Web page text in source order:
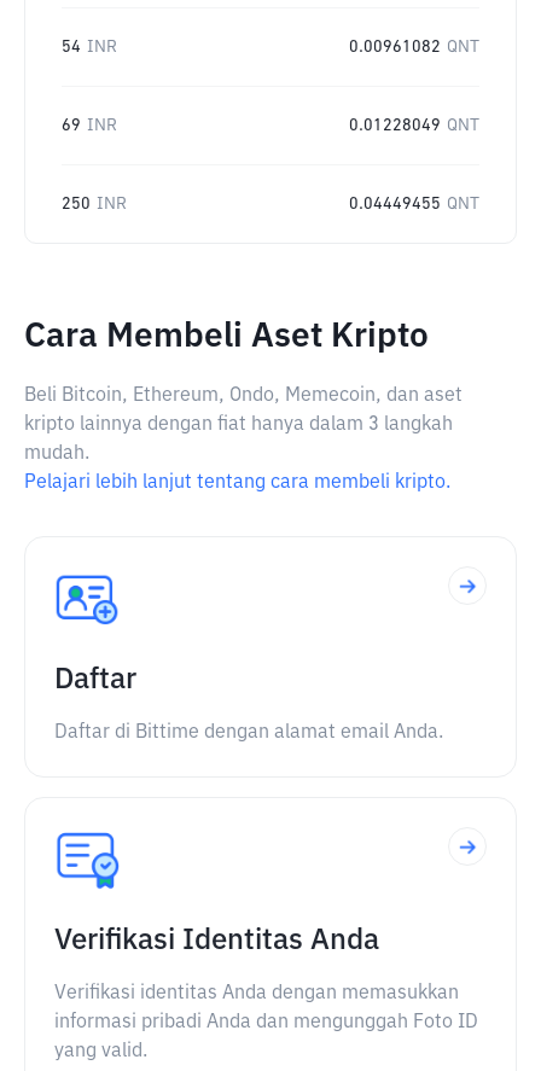
54 INR 0.00961082 QNT
69 INR 0.01228049 QNT
250 INR 0.04449455 QNT
Cara Membeli Aset Kripto
Beli Bitcoin, Ethereum, Ondo, Memecoin, dan aset
kripto lainnya dengan fiat hanya dalam 3 langkah
mudah.
Pelajari lebih lanjut tentang cara membeli kripto.
Daftar
Daftar di Bittime dengan alamat email Anda.
Verifikasi Identitas Anda
Verifikasi identitas Anda dengan memasukkan
informasi pribadi Anda dan mengunggah Foto ID
yang valid.